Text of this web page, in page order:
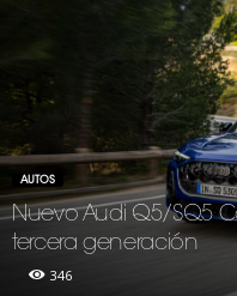
AUTOS
Nuevo Audi Q5/SQ5
tercera generación
346